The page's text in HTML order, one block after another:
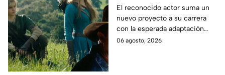
antes de morir: esto es
lo que se sabe hasta
ahora
El reconocido actor suma un
nuevo proyecto a su carrera
con la esperada adaptación
cinematográfica del popular
06 agosto, 2026